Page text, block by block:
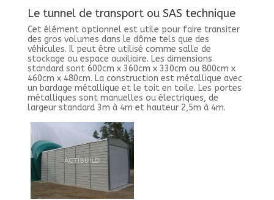
Le tunnel de transport ou SAS technique
Cet élément optionnel est utile pour faire transiter
des gros volumes dans le dôme tels que des
véhicules. Il peut être utilisé comme salle de
stockage ou espace auxiliaire. Les dimensions
standard sont 600cm x 360cm x 330cm ou 800cm x
460cm x 480cm. La construction est métallique avec
un bardage métallique et le toit en toile. Les portes
métalliques sont manuelles ou électriques, de
largeur standard 3m à 4m et hauteur 2,5m à 4m.